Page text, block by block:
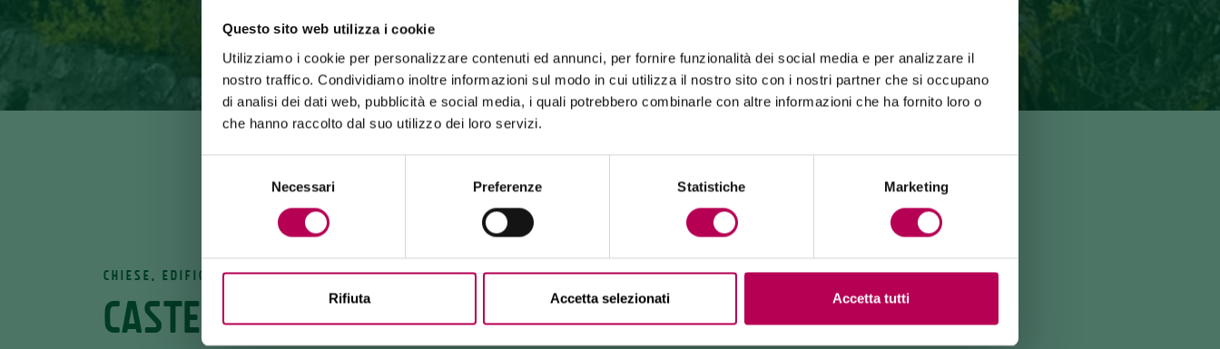
Questo sito web utilizza i cookie
Utilizziamo i cookie per personalizzare contenuti ed annunci, per fornire funzionalità dei social media e per analizzare il
nostro traffico. Condividiamo inoltre informazioni sul modo in cui utilizza il nostro sito con i nostri partner che si occupano
di analisi dei dati web, pubblicità e social media, i quali potrebbero combinarle con altre informazioni che ha fornito loro o
che hanno raccolto dal suo utilizzo dei loro servizi.
Necessari Preferenze Statistiche Marketing
Rifiuta Accetta selezionati Accetta tutti
FUNIVIA MONTE DI MEZZOCORONA CHIUSA PER LAVORI
La funivia del Monte di Mezzocorona èchiusa per lavori
di rinnovo dell'impianto.
La località Monte è raggiungibile
Durata lavori: almeno 10 mesi
CASTEL FIRMIAN
CHIESE, EDIFICI E MONUMENTI